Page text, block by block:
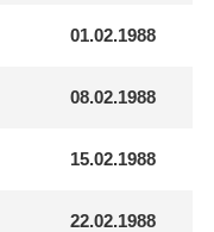
01.02.1988
08.02.1988
15.02.1988
22.02.1988